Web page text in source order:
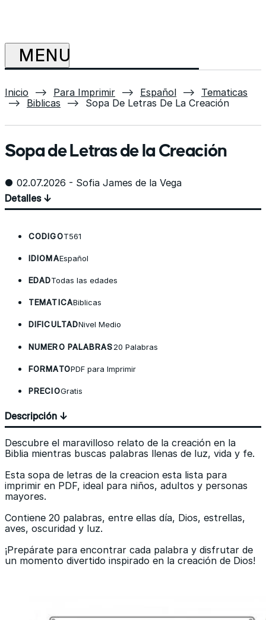
Inicio ⟶ Para Imprimir ⟶ Español ⟶ Tematicas
⟶ Biblicas ⟶ Sopa De Letras De La Creación
Sopa de Letras de la Creación
● 02.07.2026 - Sofia James de la Vega
Detalles ↓
CODIGOT561
IDIOMAEspañol
EDADTodas las edades
TEMATICABiblicas
DIFICULTADNivel Medio
NUMERO PALABRAS20 Palabras
FORMATOPDF para Imprimir
PRECIOGratis
Descripción ↓
Descubre el maravilloso relato de la creación en la
Biblia mientras buscas palabras llenas de luz, vida y fe.
Esta sopa de letras de la creacion esta lista para
imprimir en PDF, ideal para niños, adultos y personas
mayores.
Contiene 20 palabras, entre ellas día, Dios, estrellas,
aves, oscuridad y luz.
¡Prepárate para encontrar cada palabra y disfrutar de
un momento divertido inspirado en la creación de Dios!